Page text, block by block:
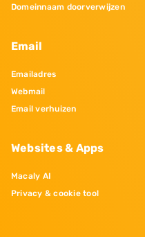
Domeinnaam doorverwijzen
Email
Emailadres
Webmail
Email verhuizen
Websites & Apps
Macaly AI
Privacy & cookie tool